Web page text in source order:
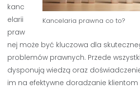
Kancelaria prawna co to?
kanc
elarii
praw
nej może być kluczowa dla
problemów prawnych. Przede
dysponują wiedzą oraz
im na efektywne doradzanie